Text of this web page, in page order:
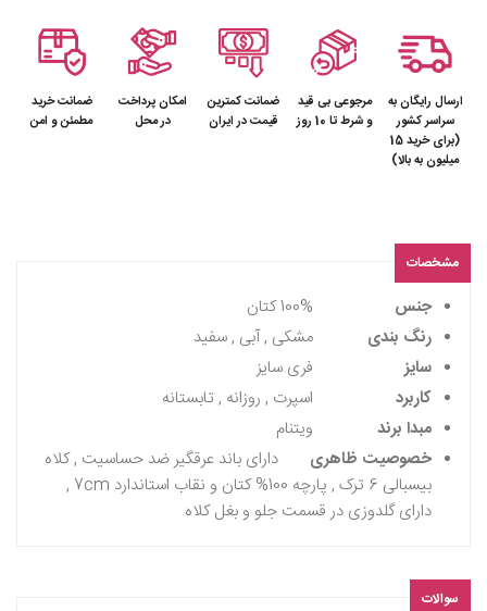
ارسال رایگان به
سراسر کشور
(برای خرید 15
میلیون به بالا)
مرجوعی بی قید
و شرط تا 10 روز
ضمانت کمترین
قیمت در ایران
امکان پرداخت
در محل
ضمانت خرید
مطمئن و امن
مشخصات
جنس
رنگ بندی
مشکی , آبی , سفید
سایز
فری سایز
کاربرد
اسپرت , روزانه , تابستانه
مبدا برند
ویتنام
خصوصیت ظاهری
دارای باند عرقگیر ضد حساسیت , کلاه
بیسبالی 6 ترک , پارچه 100% کتان و نقاب استاندارد 7cm ,
دارای گلدوزی در قسمت جلو و بغل کلاه
سوالات